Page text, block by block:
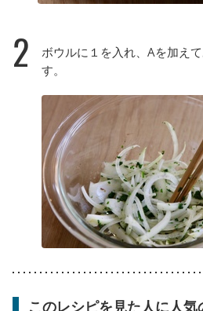
2
ボウルに１を入れ、Aを加え
す。
このレシピを見た人に人気